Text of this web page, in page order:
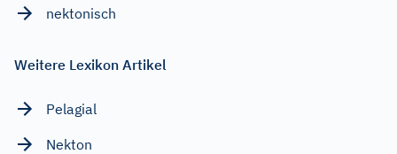
nektonisch
Weitere Lexikon Artikel
Pelagial
Nekton